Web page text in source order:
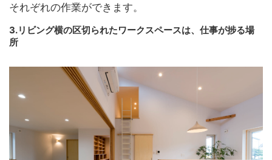
それぞれの作業ができます。
3.リビング横の区切られたワークスペースは、仕事が捗る場
所